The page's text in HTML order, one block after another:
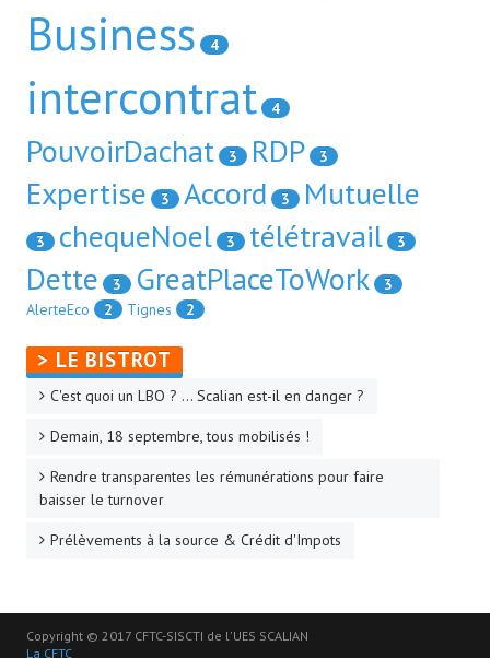
Business 4
intercontrat 4
PouvoirDachat 3 RDP 3
Expertise 3 Accord 3 Mutuelle
3 chequeNoel 3 télétravail 3
Dette 3 GreatPlaceToWork
3
AlerteEco
2 Tignes 2
> LE BISTROT
C'est quoi un LBO ? ... Scalian est-il en danger ?
Demain, 18 septembre, tous mobilisés !
Rendre transparentes les rémunérations pour faire
baisser le turnover
Prélèvements à la source & Crédit d'Impots
Copyright © 2017 CFTC-SISCTI de l'UES SCALIAN
La CFTC